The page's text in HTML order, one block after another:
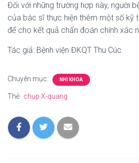
Đối với những trường hợp này, người
của bác sĩ thực hiện thêm một số kỹ
để cho kết quả chẩn đoán chính xác
Tác giả: Bệnh viện ĐKQT Thu Cúc
Chuyên mục: NHI KHOA
Thẻ: chụp X-quang